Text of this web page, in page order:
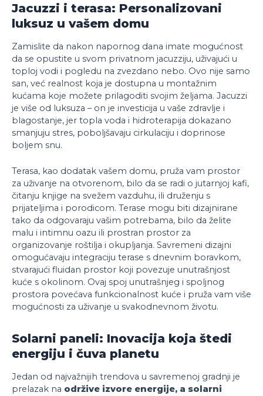
Jacuzzi i terasa: Personalizovani
luksuz u vašem domu
Zamislite da nakon napornog dana imate mogućnost
da se opustite u svom privatnom jacuzziju, uživajući u
toploj vodi i pogledu na zvezdano nebo. Ovo nije samo
san, već realnost koja je dostupna u montažnim
kućama koje možete prilagoditi svojim željama. Jacuzzi
je više od luksuza – on je investicija u vaše zdravlje i
blagostanje, jer topla voda i hidroterapija dokazano
smanjuju stres, poboljšavaju cirkulaciju i doprinose
boljem snu.
Terasa, kao dodatak vašem domu, pruža vam prostor
za uživanje na otvorenom, bilo da se radi o jutarnjoj kafi,
čitanju knjige na svežem vazduhu, ili druženju s
prijateljima i porodicom. Terase mogu biti dizajnirane
tako da odgovaraju vašim potrebama, bilo da želite
malu i intimnu oazu ili prostran prostor za
organizovanje roštilja i okupljanja. Savremeni dizajni
omogućavaju integraciju terase s dnevnim boravkom,
stvarajući fluidan prostor koji povezuje unutrašnjost
kuće s okolinom. Ovaj spoj unutrašnjeg i spoljnog
prostora povećava funkcionalnost kuće i pruža vam više
mogućnosti za uživanje u svakodnevnom životu.
Solarni paneli: Inovacija koja štedi
energiju i čuva planetu
Jedan od najvažnijih trendova u savremenoj gradnji je
prelazak na održive izvore energije, a solarni